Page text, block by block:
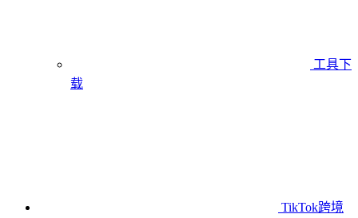
工具下
载
TikTok跨境